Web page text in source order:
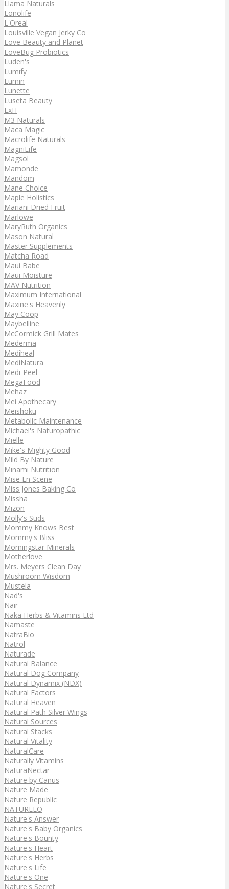
Llama Naturals
Lonolife
L'Oreal
Louisville Vegan Jerky Co
Love Beauty and Planet
LoveBug Probiotics
Luden's
Lumify
Lumin
Lunette
Luseta Beauty
LxH
M3 Naturals
Maca Magic
Macrolife Naturals
MagniLife
Magsol
Mamonde
Mandom
Mane Choice
Maple Holistics
Mariani Dried Fruit
Marlowe
MaryRuth Organics
Mason Natural
Master Supplements
Matcha Road
Maui Babe
Maui Moisture
MAV Nutrition
Maximum International
Maxine's Heavenly
May Coop
Maybelline
McCormick Grill Mates
Mederma
Mediheal
MediNatura
Medi-Peel
MegaFood
Mehaz
Mei Apothecary
Meishoku
Metabolic Maintenance
Michael's Naturopathic
Mielle
Mike's Mighty Good
Mild By Nature
Minami Nutrition
Mise En Scene
Miss Jones Baking Co
Missha
Mizon
Molly's Suds
Mommy Knows Best
Mommy's Bliss
Morningstar Minerals
Motherlove
Mrs. Meyers Clean Day
Mushroom Wisdom
Mustela
Nad's
Nair
Naka Herbs & Vitamins Ltd
Namaste
NatraBio
Natrol
Naturade
Natural Balance
Natural Dog Company
Natural Dynamix (NDX)
Natural Factors
Natural Heaven
Natural Path Silver Wings
Natural Sources
Natural Stacks
Natural Vitality
NaturalCare
Naturally Vitamins
NaturaNectar
Nature by Canus
Nature Made
Nature Republic
NATURELO
Nature's Answer
Nature's Baby Organics
Nature's Bounty
Nature's Heart
Nature's Herbs
Nature's Life
Nature's One
Nature's Secret